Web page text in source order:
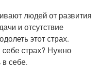
людей от развития
и отсутствие
этот страх.
себе страх? Нужно
в себе.